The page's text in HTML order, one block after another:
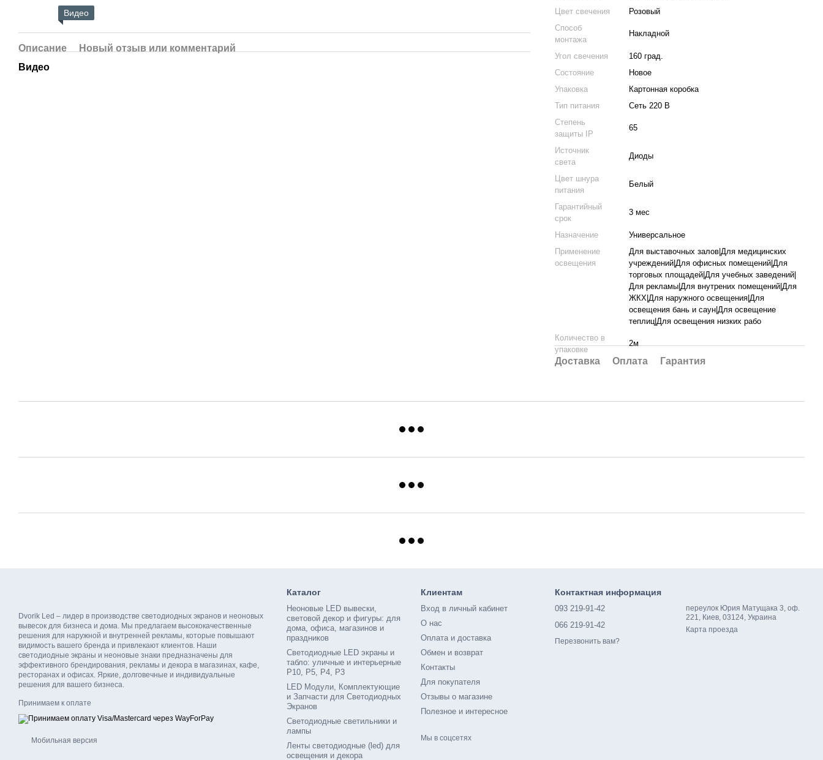
Видео
Описание
Новый отзыв или комментарий
Видео
Цвет свечения
Розовый
Способ
монтажа
Накладной
Угол свечения
160 град.
Состояние
Новое
Упаковка
Картонная коробка
Тип питания
Сеть 220 В
Степень
защиты IP
65
Источник
света
Диоды
Цвет шнура
питания
Белый
Гарантийный
срок
3 мес
Назначение
Универсальное
Применение
освещения
Для выставочных залов|Для медицинских
учреждений|Для офисных помещений|Для
торговых площадей|Для учебных заведений|
Для рекламы|Для внутрених помещений|Для
ЖКХ|Для наружного освещения|Для
освещения бань и саун|Для освещение
теплиц|Для освещения низких рабо
Количество в
упаковке
2м
Доставка Оплата Гарантия
Dvorik Led – лидер в производстве светодиодных экранов и неоновых
вывесок для бизнеса и дома. Мы предлагаем высококачественные
решения для наружной и внутренней рекламы, которые повышают
видимость вашего бренда и привлекают клиентов. Наши
светодиодные экраны и неоновые знаки предназначены для
эффективного брендирования, рекламы и декора в магазинах, кафе,
ресторанах и офисах. Яркие, долговечные и индивидуальные
решения для вашего бизнеса.
Принимаем к оплате
Мобильная версия
Каталог
Неоновые LED вывески,
световой декор и фигуры: для
дома, офиса, магазинов и
праздников
Светодиодные LED экраны и
табло: уличные и интерьерные
P10, P5, P4, P3
LED Модули, Комплектующие
и Запчасти для Светодиодных
Экранов
Светодиодные светильники и
лампы
Ленты светодиодные (led) для
освещения и декора
Клиентам
Вход в личный кабинет
О нас
Оплата и доставка
Обмен и возврат
Контакты
Для покупателя
Отзывы о магазине
Полезное и интересное
Мы в соцсетях
Контактная информация
093 219-91-42
066 219-91-42
Перезвонить вам?
переулок Юрия Матущака 3, оф.
221, Киев, 03124, Украина
Карта проезда